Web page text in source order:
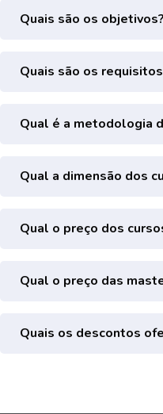
Quais são os objetivos?
Quais são os
Qual é a metodologia
Qual a dimensão dos
Qual o preço dos
Qual o preço das
Quais os descontos